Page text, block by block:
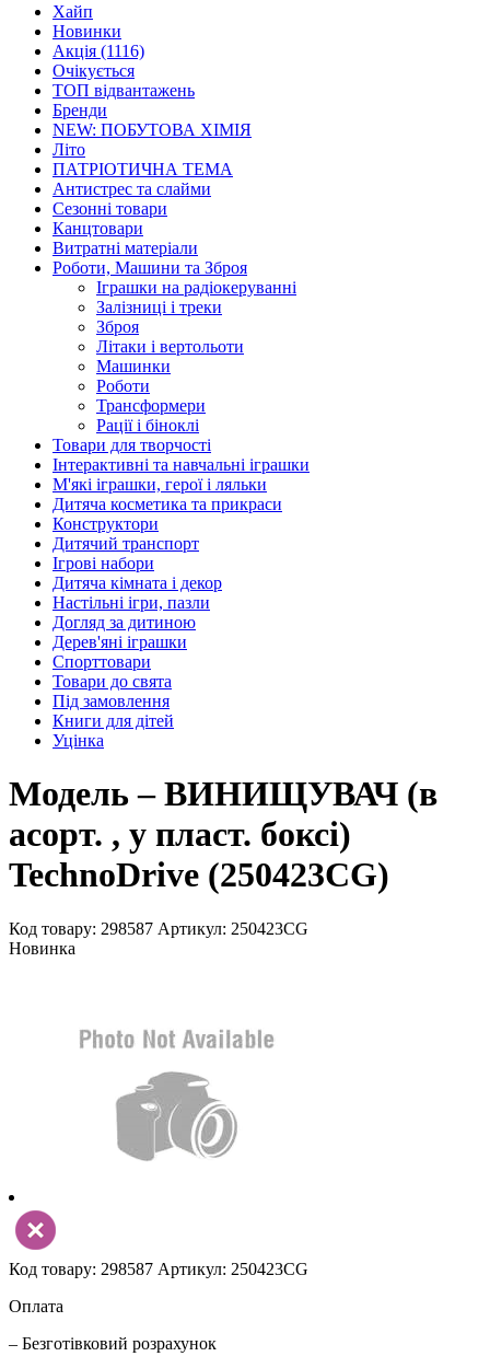
Хайп
Новинки
Акція (1116)
Очікується
ТОП відвантажень
Бренди
NEW: ПОБУТОВА ХІМІЯ
Літо
ПАТРІОТИЧНА ТЕМА
Антистрес та слайми
Сезонні товари
Канцтовари
Витратні матеріали
Роботи, Машини та Зброя
Іграшки на радіокеруванні
Залізниці і треки
Зброя
Літаки і вертольоти
Машинки
Роботи
Трансформери
Рації і біноклі
Товари для творчості
Інтерактивні та навчальні іграшки
М'які іграшки, герої і ляльки
Дитяча косметика та прикраси
Конструктори
Дитячий транспорт
Ігрові набори
Дитяча кімната і декор
Настільні ігри, пазли
Догляд за дитиною
Дерев'яні іграшки
Спорттовари
Товари до свята
Під замовлення
Книги для дітей
Уцінка
Модель – ВИНИЩУВАЧ (в
асорт. , у пласт. боксі)
TechnoDrive (250423CG)
Код товару: 298587 Артикул: 250423CG
Новинка
Код товару: 298587 Артикул: 250423CG
Оплата
– Безготівковий розрахунок